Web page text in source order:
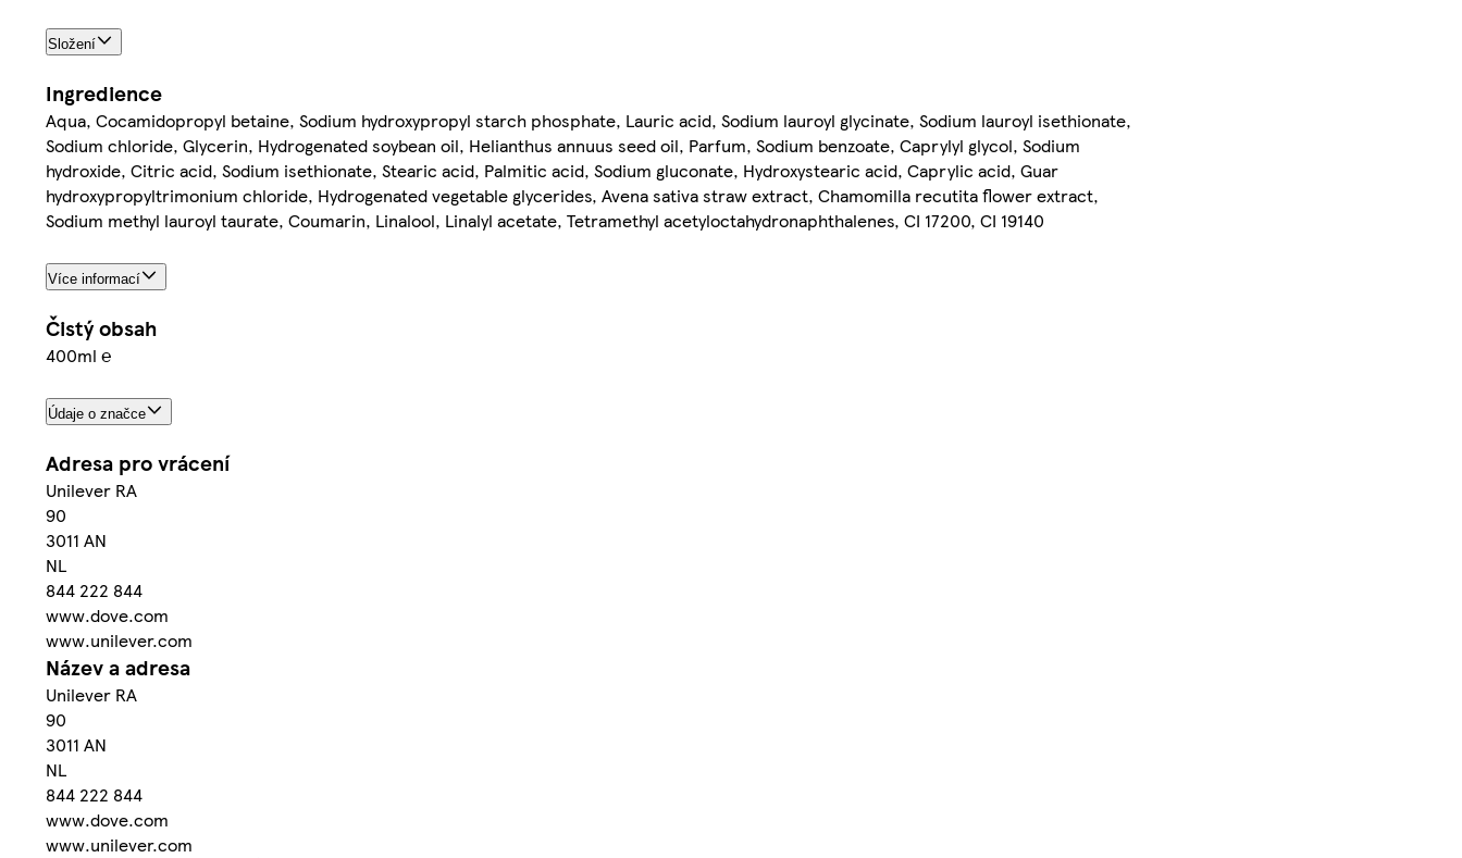
Složení
Ingredience
Aqua, Cocamidopropyl betaine, Sodium hydroxypropyl starch phosphate, Lauric acid, Sodium lauroyl glycinate, Sodium lauroyl isethionate,
Sodium chloride, Glycerin, Hydrogenated soybean oil, Helianthus annuus seed oil, Parfum, Sodium benzoate, Caprylyl glycol, Sodium
hydroxide, Citric acid, Sodium isethionate, Stearic acid, Palmitic acid, Sodium gluconate, Hydroxystearic acid, Caprylic acid, Guar
hydroxypropyltrimonium chloride, Hydrogenated vegetable glycerides, Avena sativa straw extract, Chamomilla recutita flower extract,
Sodium methyl lauroyl taurate, Coumarin, Linalool, Linalyl acetate, Tetramethyl acetyloctahydronaphthalenes, CI 17200, CI 19140
Více informací
Čistý obsah
400ml ℮
Údaje o značce
Adresa pro vrácení
Unilever RA
90
3011 AN
NL
844 222 844
www.dove.com
www.unilever.com
Název a adresa
Unilever RA
90
3011 AN
NL
844 222 844
www.dove.com
www.unilever.com